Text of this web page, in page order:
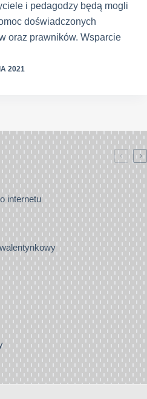
i pedagodzy będą mogli
doświadczonych
oraz prawników. Wsparcie
2021
internetu